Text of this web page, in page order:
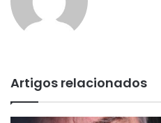
Artigos relacionados